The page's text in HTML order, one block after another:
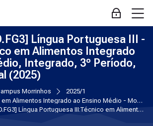
Acessar
Língua Portuguesa III -
em Alimentos Integrado
Integrado, 3º Período,
(2025)
Morrinhos
2025/1
[MO.TEC] Técnico em Alimentos Integrado ao Ensino Médio - Morrinhos
SUAP020704 - [MO.FG3] Língua Portuguesa III:Técnico em Alimentos Integrado ao Ensino Médio, Integrado, 3º Período, Turno Integral (2025)